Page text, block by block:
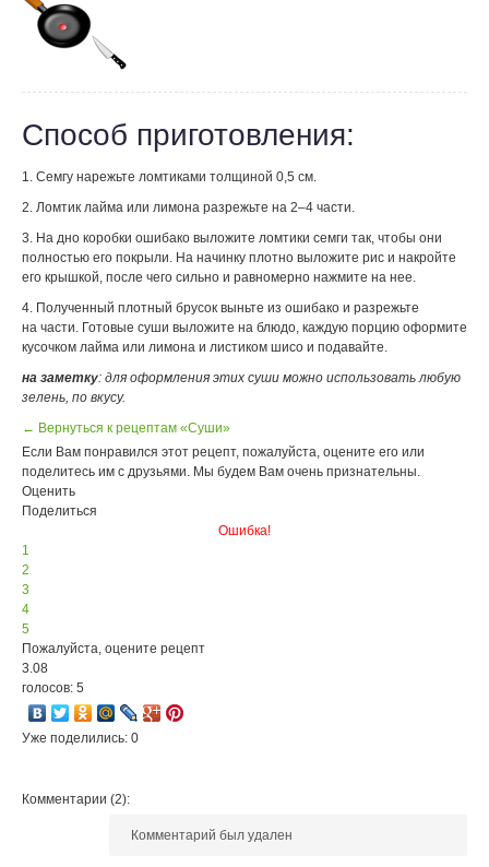
Способ приготовления:
1. Семгу нарежьте ломтиками толщиной 0,5 см.
2. Ломтик лайма или лимона разрежьте на 2–4 части.
3. На дно коробки ошибако выложите ломтики семги так, чтобы они
полностью его покрыли. На начинку плотно выложите рис и накройте
его крышкой, после чего сильно и равномерно нажмите на нее.
4. Полученный плотный брусок выньте из ошибако и разрежьте
на части. Готовые суши выложите на блюдо, каждую порцию оформите
кусочком лайма или лимона и листиком шисо и подавайте.
на заметку: для оформления этих суши можно использовать любую
зелень, по вкусу.
← Вернуться к рецептам «Суши»
Если Вам понравился этот рецепт, пожалуйста, оцените его или
поделитесь им с друзьями. Мы будем Вам очень признательны.
Оценить
Поделиться
Ошибка!
1
2
3
4
5
Пожалуйста, оцените рецепт
3.08
голосов: 5
Уже поделились: 0
Комментарии (2):
Комментарий был удален